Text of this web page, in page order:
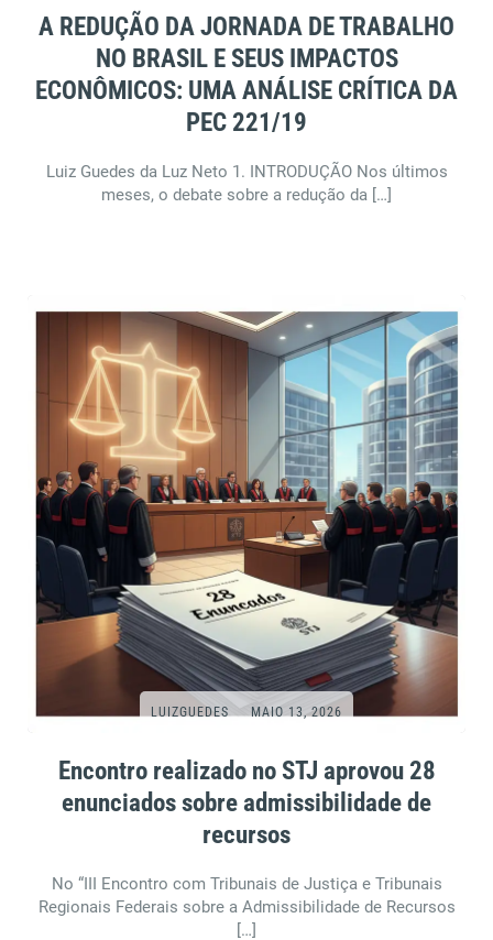
A REDUÇÃO DA JORNADA DE TRABALHO
NO BRASIL E SEUS IMPACTOS
ECONÔMICOS: UMA ANÁLISE CRÍTICA DA
PEC 221/19
Luiz Guedes da Luz Neto 1. INTRODUÇÃO Nos últimos
meses, o debate sobre a redução da […]
LUIZGUEDES MAIO 13, 2026
Encontro realizado no STJ aprovou 28
enunciados sobre admissibilidade de
recursos
No “III Encontro com Tribunais de Justiça e Tribunais
Regionais Federais sobre a Admissibilidade de Recursos
[…]